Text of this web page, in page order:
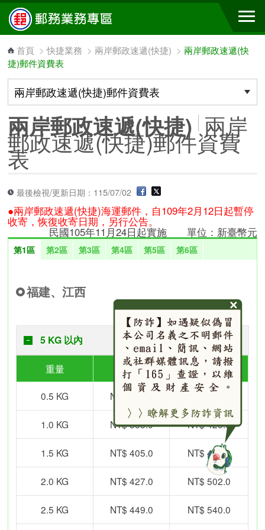
跳到主要內容區塊
首頁 >快捷業務 > 兩岸郵政速遞(快捷) > 兩岸郵政速遞(快
捷)郵件資費表
兩岸郵政速遞(快捷) 兩岸
郵政速遞(快捷)郵件資費
表
最後檢視/更新日期：115/07/02
●兩岸郵政速遞(快捷)海運郵件，自109年2月12日起暫停
收寄，恢復收寄日期，另行公告。
民國105年11月24日起實施 單位：新臺幣元
第1區 第2區 第3區 第4區 第5區 第6區
福建、江西
5 KG 以內
重量 海運 空運
0.5 KG NT$ 361.0 NT$ 388.0
1.0 KG NT$ 383.0 NT$ 426.0
1.5 KG NT$ 405.0 NT$ 464.0
2.0 KG NT$ 427.0 NT$ 502.0
2.5 KG NT$ 449.0 NT$ 540.0